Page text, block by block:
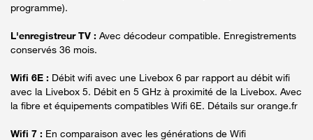
programme).
L'enregistreur TV : Avec décodeur compatible. Enregistrements
conservés 36 mois.
Wifi 6E : Débit wifi avec une Livebox 6 par rapport au débit wifi
avec la Livebox 5. Débit en 5 GHz à proximité de la Livebox. Avec
la fibre et équipements compatibles Wifi 6E. Détails sur orange.fr
Wifi 7 : En comparaison avec les générations de Wifi